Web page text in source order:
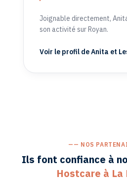
Joignable directement,
son activité sur Royan.
Voir le profil deAnita et
—— NOS
Ils font confiance à
Hostcare à La